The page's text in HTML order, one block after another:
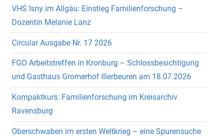
VHS Isny im Allgäu: Einstieg Familienforschung –
Dozentin Melanie Lanz
Circular Ausgabe Nr. 17 2026
FGO Arbeitstreffen in Kronburg – Schlossbesichtigung
und Gasthaus Gromerhof Illerbeuren am 18.07.2026
Kompaktkurs: Familienforschung im Kreisarchiv
Ravensburg
Oberschwaben im ersten Weltkrieg – eine Spurensuche